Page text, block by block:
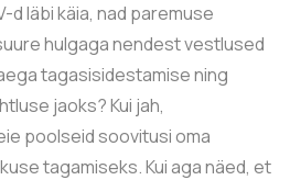
d läbi käia, nad paremuse
hulgaga nendest vestlused
tagasisidestamise ning
jaoks? Kui jah,
poolseid soovitusi oma
tagamiseks. Kui aga näed, et